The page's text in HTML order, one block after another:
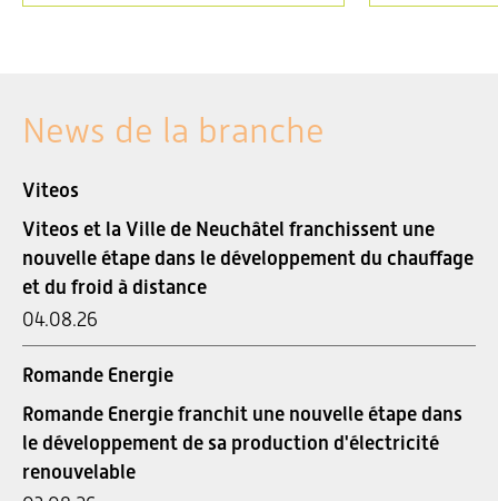
News de la branche
Viteos
Viteos et la Ville de Neuchâtel franchissent une
nouvelle étape dans le développement du chauffage
et du froid à distance
04.08.26
Romande Energie
Romande Energie franchit une nouvelle étape dans
le développement de sa production d'électricité
renouvelable